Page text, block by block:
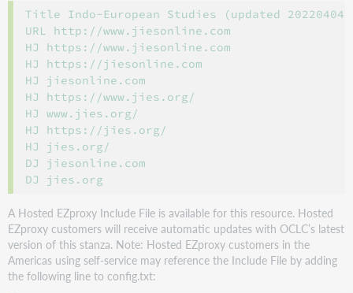
Title Indo-European Studies (updated 20220404)
URL http://www.jiesonline.com
HJ https://www.jiesonline.com
HJ https://jiesonline.com
HJ jiesonline.com
HJ https://www.jies.org/
HJ www.jies.org/
HJ https://jies.org/
HJ jies.org/
DJ jiesonline.com
A Hosted EZproxy Include File is available for this resource. Hosted
EZproxy customers will receive automatic updates with OCLC’s latest
version of this stanza. Note: Hosted EZproxy customers in the
Americas using self-service may reference the Include File by adding
the following line to config.txt: